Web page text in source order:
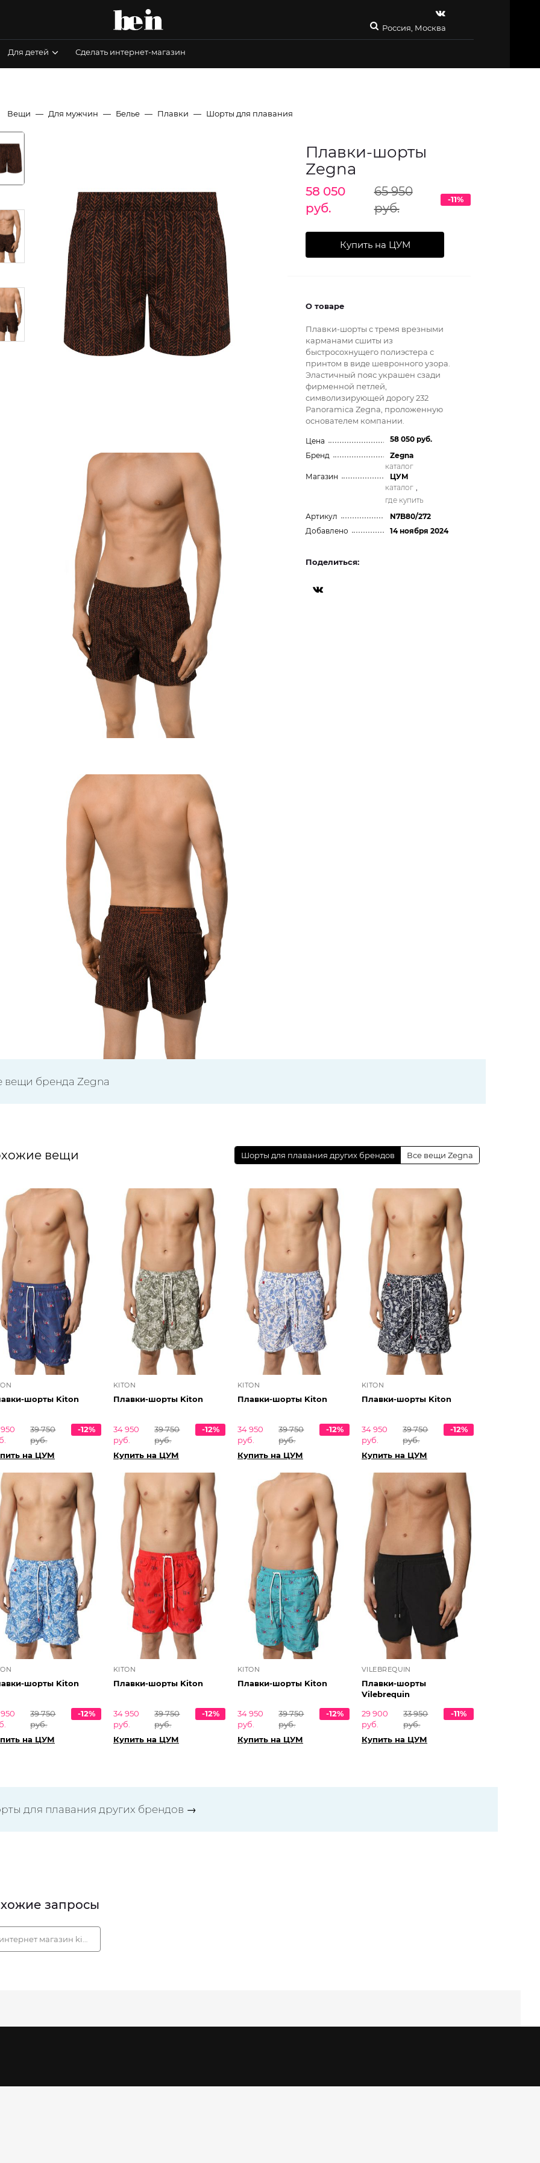
Россия, Москва
Для детей Сделать интернет-магазин
Вещи Для мужчин Белье Плавки Шорты для плавания
Плавки-шорты
Zegna
58 050
руб.
65 950
руб.
-11%
Купить на ЦУМ
О товаре
Плавки-шорты с тремя врезными
карманами сшиты из
быстросохнущего полиэстера с
принтом в виде шевронного узора.
Эластичный пояс украшен сзади
фирменной петлей,
символизирующей дорогу 232
Panoramica Zegna, проложенную
основателем компании.
Цена
58 050 руб.
Бренд
Zegna
каталог
Магазин
ЦУМ
каталог ,
где купить
Артикул
N7B80/272
Добавлено
14 ноября 2024
Поделиться:
вещи бренда Zegna
вещи Шорты для плавания других брендов Все вещи Zegna
шорты Kiton
39 750
руб.
-12%
на ЦУМ
KITON
Плавки-шорты Kiton
34 950
руб.
39 750
руб.
-12%
Купить на ЦУМ
KITON
Плавки-шорты Kiton
34 950
руб.
39 750
руб.
-12%
Купить на ЦУМ
KITON
Плавки-шорты Kiton
34 950
руб.
39 750
руб.
-12%
Купить на ЦУМ
шорты Kiton
39 750
руб.
-12%
на ЦУМ
KITON
Плавки-шорты Kiton
34 950
руб.
39 750
руб.
-12%
Купить на ЦУМ
KITON
Плавки-шорты Kiton
34 950
руб.
39 750
руб.
-12%
Купить на ЦУМ
VILEBREQUIN
Плавки-шорты
Vilebrequin
29 900
руб.
33 950
руб.
-11%
Купить на ЦУМ
для плавания других брендов →
запросы
магазин kiabi